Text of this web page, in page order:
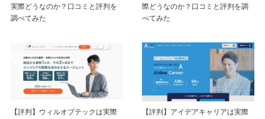
実際どうなのか？口コミと評判を
調べてみた
際どうなのか？口コミと評判を調
べてみた
【評判】ウィルオブテックは実際
【評判】アイデアキャリアは実際